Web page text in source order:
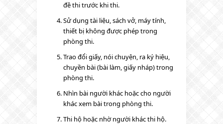
đề thi trước khi thi.
Sử dụng tài liệu, sách vở, máy tính,
thiết bị không được phép trong
phòng thi.
Trao đổi giấy, nói chuyện, ra ký hiệu,
chuyền bài (bài làm, giấy nháp) trong
phòng thi.
Nhìn bài người khác hoặc cho người
khác xem bài trong phòng thi.
Thi hộ hoặc nhờ người khác thi hộ.